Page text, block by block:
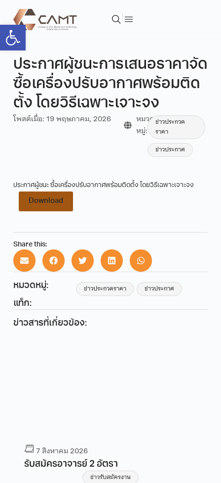
Open toolbar
ประกาศผู้ชนะการเสนอราคาจัด
ซื้อเครื่องปรับอากาศพร้อมติด
ตั้ง โดยวิธีเฉพาะเจาะจง
โพสต์เมื่อ: 19 พฤษภาคม, 2026
หมวด
หมู่:
ข่าวประกวด
ราคา
ข่าวประกาศ
ประกาศผู้ชนะ ซื้อเครื่องปรับอากาศพร้อมติดตั้ง โดยวิธีเฉพาะเจาะจง
Download
Share this:
หมวดหมู่: ข่าวประกวดราคา
ข่าวประกาศ
แท็ก:
ข่าวสารที่เกี่ยวข้อง:
งหาคม 2026
รอาจารย์ 2 อัตรา
ข่าวรับสมัครงาน